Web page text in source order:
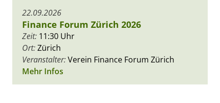
22.09.2026
Finance Forum Zürich 2026
Zeit: 11:30 Uhr
Ort:Zürich
Veranstalter:Verein Finance Forum Zürich
Mehr Infos